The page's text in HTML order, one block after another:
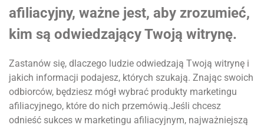
afiliacyjny, ważne jest, aby zrozumieć,
kim są odwiedzający Twoją witrynę.
Zastanów się, dlaczego ludzie odwiedzają Twoją witrynę i
jakich informacji podajesz, których szukają. Znając swoich
odbiorców, będziesz mógł wybrać produkty marketingu
afiliacyjnego, które do nich przemówią.Jeśli chcesz
odnieść sukces w marketingu afiliacyjnym, najważniejszą